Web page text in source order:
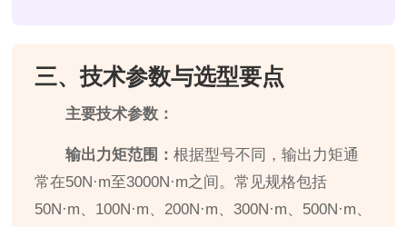
三、技术参数与选型要点
主要技术参数：
输出力矩范围：根据型号不同，输出力矩通
常在50N·m至3000N·m之间。常见规格包括
50N·m、100N·m、200N·m、300N·m、500N·m、